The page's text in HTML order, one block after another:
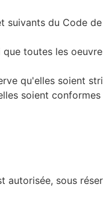
suivants du Code
toutes les
qu'elles soient
soient
autorisée, sous